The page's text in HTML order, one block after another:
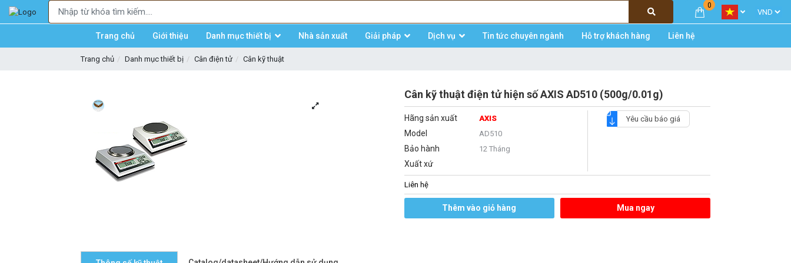
0
Trang chủ Giới thiệu Danh mục thiết bị Nhà sản xuất Giải pháp Dịch vụ Tin tức chuyên ngành Hỗ trợ khách hàng Liên hệ
Trang chủ Danh mục thiết bị Cân điện tử Cân kỹ thuật
Cân kỹ thuật điện tử hiện số AXIS AD510 (500g/0.01g)
Hãng sản xuất AXIS
Model AD510
Bảo hành 12 Tháng
Xuất xứ
Yêu cầu báo giá
Liên hệ
Thêm vào giỏ hàng Mua ngay